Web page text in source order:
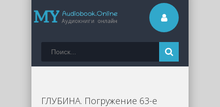
ГЛУБИНА. Погружение 63-е